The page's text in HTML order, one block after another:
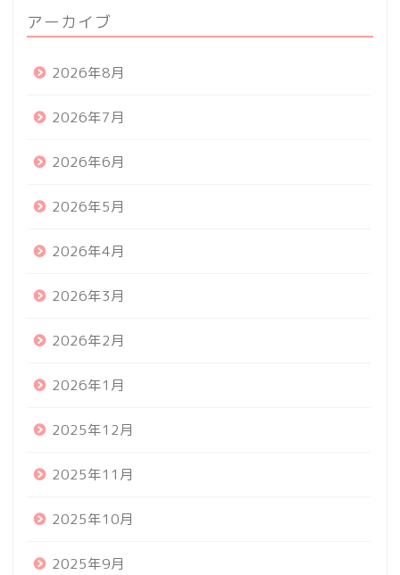
アーカイブ
2026年8月
2026年7月
2026年6月
2026年5月
2026年4月
2026年3月
2026年2月
2026年1月
2025年12月
2025年11月
2025年10月
2025年9月